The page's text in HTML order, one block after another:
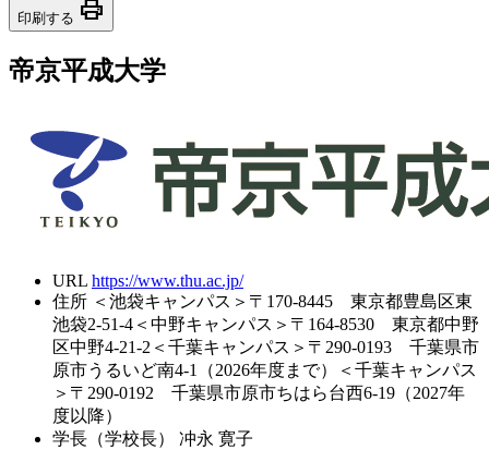
印刷する print
帝京平成大学
URL https://www.thu.ac.jp/
住所 ＜池袋キャンパス＞〒170-8445 東京都豊島区東
池袋2-51-4＜中野キャンパス＞〒164-8530 東京都中野
区中野4-21-2＜千葉キャンパス＞〒290-0193 千葉県市
原市うるいど南4-1（2026年度まで）＜千葉キャンパス
＞〒290-0192 千葉県市原市ちはら台西6-19（2027年
度以降）
学長（学校長）
冲永 寛子